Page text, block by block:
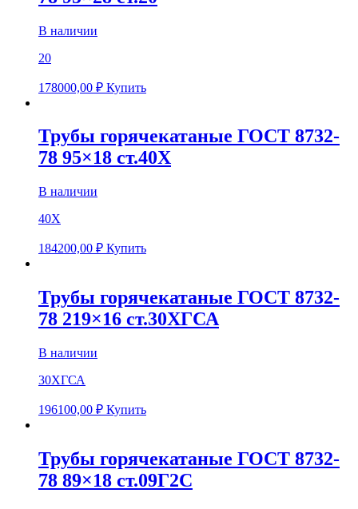
В наличии
20
178000,00 ₽ Купить
Трубы горячекатаные ГОСТ 8732-
78 95×18 ст.40Х
В наличии
40Х
184200,00 ₽ Купить
Трубы горячекатаные ГОСТ 8732-
78 219×16 ст.30ХГСА
В наличии
30ХГСА
196100,00 ₽ Купить
Трубы горячекатаные ГОСТ 8732-
78 89×18 ст.09Г2С